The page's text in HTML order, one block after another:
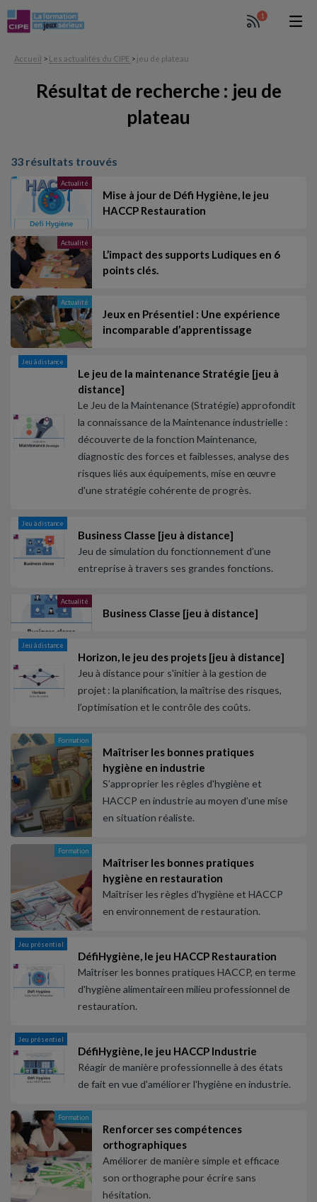
1
Accueil > Les actualités du CIPE > jeu de plateau
Résultat de recherche : jeu de
plateau
33 résultats trouvés
Actualité
Mise à jour de Défi Hygiène, le jeu
HACCP Restauration
Actualité
L’impact des supports Ludiques en 6
points clés.
Actualité
Jeux en Présentiel : Une expérience
incomparable d’apprentissage
Jeu à distance
Le jeu de la maintenance Stratégie [jeu à
distance]
Le Jeu de la Maintenance (Stratégie) approfondit
la connaissance de la Maintenance industrielle :
découverte de la fonction Maintenance,
diagnostic des forces et faiblesses, analyse des
risques liés aux équipements, mise en œuvre
d'une stratégie cohérente de progrès.
Jeu à distance
Business Classe [jeu à distance]
Jeu de simulation du fonctionnement d’une
entreprise à travers ses grandes fonctions.
Actualité
Business Classe [jeu à distance]
Jeu à distance
Horizon, le jeu des projets [jeu à distance]
Jeu à distance pour s'initier à la gestion de
projet : la planification, la maîtrise des risques,
l’optimisation et le contrôle des coûts.
Formation
Maîtriser les bonnes pratiques
hygiène en industrie
S’approprier les règles d'hygiène et
HACCP en industrie au moyen d’une mise
en situation réaliste.
Formation
Maîtriser les bonnes pratiques
hygiène en restauration
Maîtriser les règles d'hygiène et HACCP
en environnement de restauration.
Jeu présentiel
DéfiHygiène, le jeu HACCP Restauration
Maîtriser les bonnes pratiques HACCP, en terme
d'hygiène alimentaireen milieu professionnel de
restauration.
Jeu présentiel
DéfiHygiène, le jeu HACCP Industrie
Réagir de manière professionnelle à des états
de fait en vue d'améliorer l'hygiène en industrie.
Formation
Renforcer ses compétences
orthographiques
Améliorer de manière simple et efficace
son orthographe pour écrire sans
hésitation.